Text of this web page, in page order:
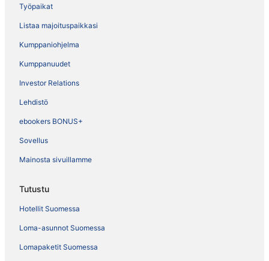
Työpaikat
Listaa majoituspaikkasi
Kumppaniohjelma
Kumppanuudet
Investor Relations
Lehdistö
ebookers BONUS+
Sovellus
Mainosta sivuillamme
Tutustu
Hotellit Suomessa
Loma-asunnot Suomessa
Lomapaketit Suomessa